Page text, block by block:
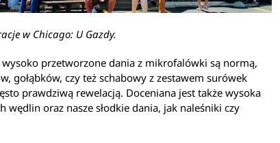
w Chicago: U Gazdy.
przetworzone dania z mikrofalówki są normą,
gołąbków, czy też schabowy z zestawem surówek
prawdziwą rewelacją. Doceniana jest także wysoka
wędlin oraz nasze słodkie dania, jak naleśniki czy